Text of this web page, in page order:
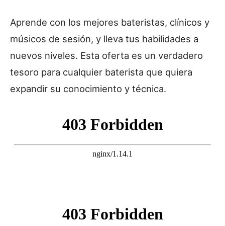
Aprende con los mejores bateristas, clínicos y
músicos de sesión, y lleva tus habilidades a
nuevos niveles. Esta oferta es un verdadero
tesoro para cualquier baterista que quiera
expandir su conocimiento y técnica.